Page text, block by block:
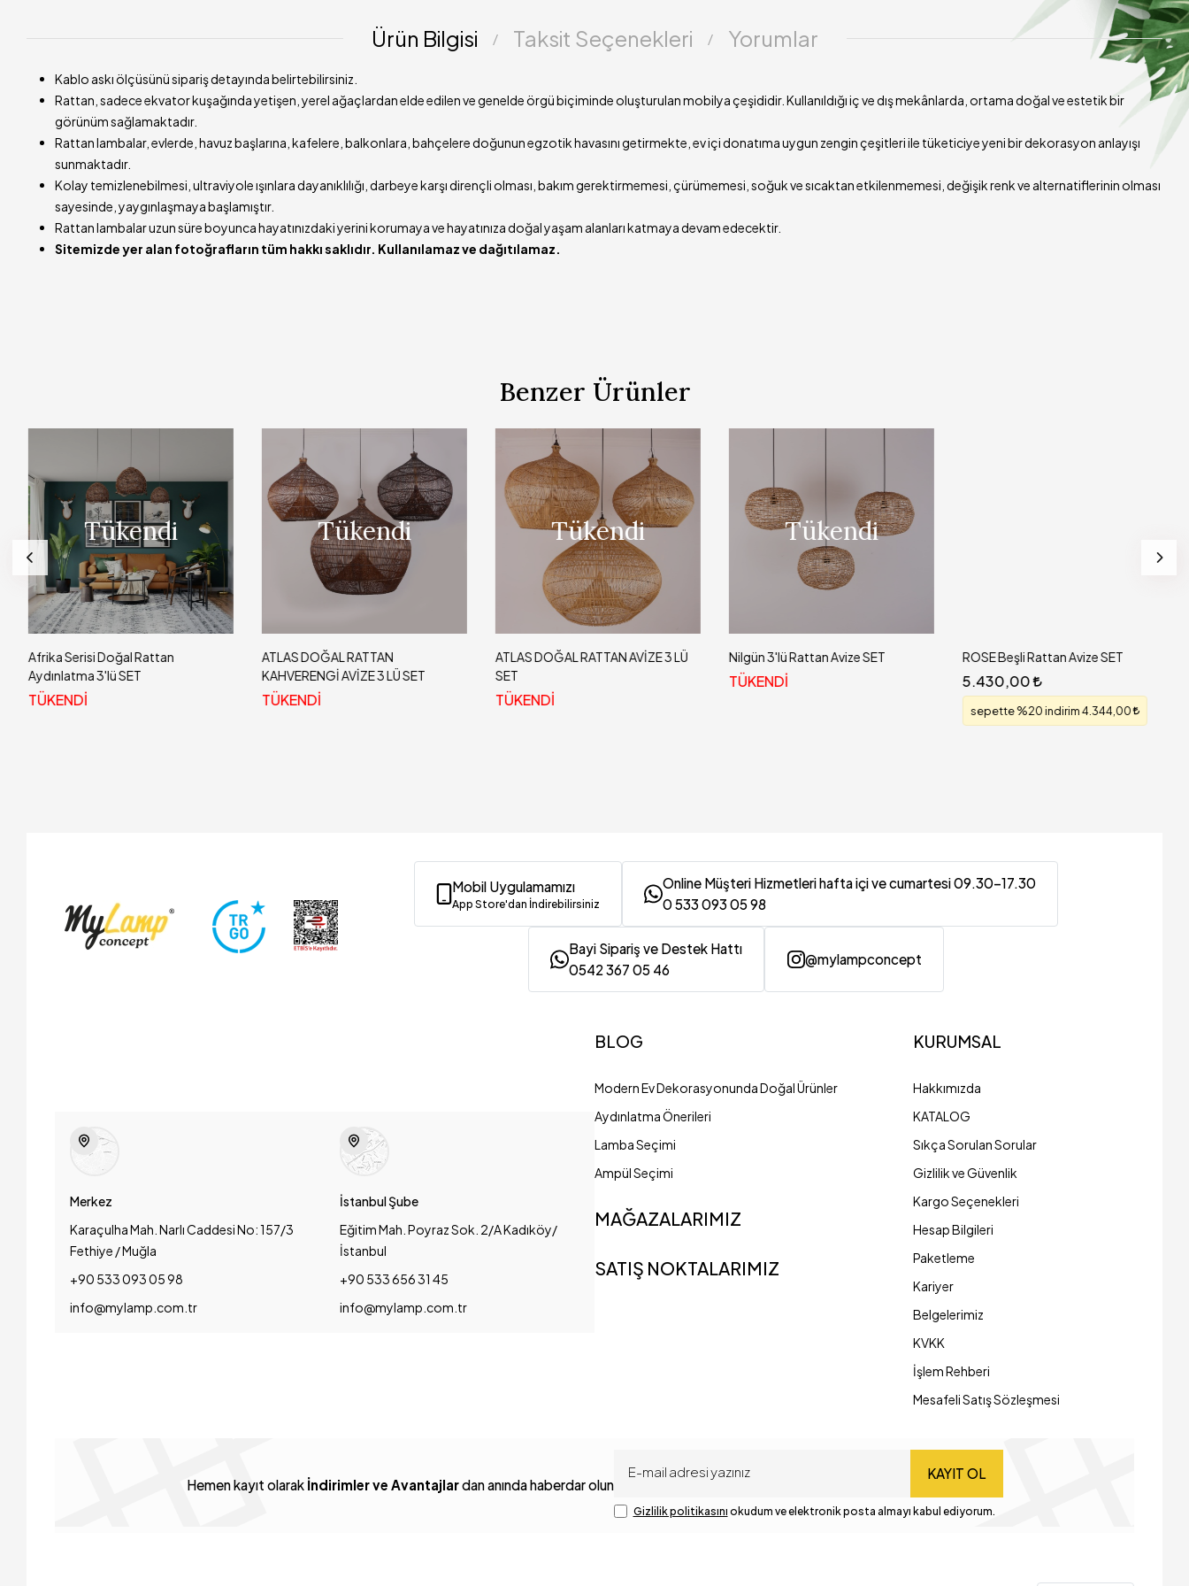
Ürün Bilgisi Taksit Seçenekleri Yorumlar
Kablo askı ölçüsünü sipariş detayında belirtebilirsiniz.
Rattan, sadece ekvator kuşağında yetişen, yerel ağaçlardan elde edilen ve genelde örgü biçiminde oluşturulan mobilya çeşididir. Kullanıldığı iç ve dış mekânlarda, ortama doğal ve estetik bir
görünüm sağlamaktadır.
Rattan lambalar, evlerde, havuz başlarına, kafelere, balkonlara, bahçelere doğunun egzotik havasını getirmekte, ev içi donatıma uygun zengin çeşitleri ile tüketiciye yeni bir dekorasyon anlayışı
sunmaktadır.
Kolay temizlenebilmesi, ultraviyole ışınlara dayanıklılığı, darbeye karşı dirençli olması, bakım gerektirmemesi, çürümemesi, soğuk ve sıcaktan etkilenmemesi, değişik renk ve alternatiflerinin olması
sayesinde, yaygınlaşmaya başlamıştır.
Rattan lambalar uzun süre boyunca hayatınızdaki yerini korumaya ve hayatınıza doğal yaşam alanları katmaya devam edecektir.
Sitemizde yer alan fotoğrafların tüm hakkı saklıdır. Kullanılamaz ve dağıtılamaz.
Benzer Ürünler
Tükendi
Afrika Serisi Doğal Rattan
Aydınlatma 3'lü SET
TÜKENDİ
Tükendi
ATLAS DOĞAL RATTAN
KAHVERENGİ AVİZE 3 LÜ SET
TÜKENDİ
Tükendi
ATLAS DOĞAL RATTAN AVİZE 3 LÜ
SET
TÜKENDİ
Tükendi
Nilgün 3'lü Rattan Avize SET
TÜKENDİ
ROSE Beşli Rattan Avize SET
5.430,00
sepette %20 indirim 4.344,00
Mobil Uygulamamızı
App Store'dan İndirebilirsiniz
Online Müşteri Hizmetleri hafta içi ve cumartesi 09.30-17.30
0 533 093 05 98
Bayi Sipariş ve Destek Hattı
0542 367 05 46
@mylampconcept
Merkez
Karaçulha Mah. Narlı Caddesi No: 157/3
Fethiye / Muğla
+90 533 093 05 98
info@mylamp.com.tr
İstanbul Şube
Eğitim Mah. Poyraz Sok. 2/A Kadıköy/
İstanbul
+90 533 656 31 45
info@mylamp.com.tr
BLOG
Modern Ev Dekorasyonunda Doğal Ürünler
Aydınlatma Önerileri
Lamba Seçimi
Ampül Seçimi
MAĞAZALARIMIZ
SATIŞ NOKTALARIMIZ
KURUMSAL
Hakkımızda
KATALOG
Sıkça Sorulan Sorular
Gizlilik ve Güvenlik
Kargo Seçenekleri
Hesap Bilgileri
Paketleme
Kariyer
Belgelerimiz
KVKK
İşlem Rehberi
Mesafeli Satış Sözleşmesi
Hemen kayıt olarak İndirimler ve Avantajlardan anında haberdar olun
KAYIT OL
Gizlilik politikasını okudum ve elektronik posta almayı kabul ediyorum.